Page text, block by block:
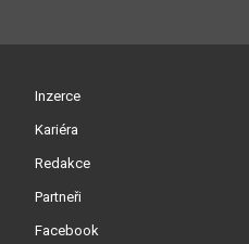
Inzerce
Kariéra
Redakce
Partneři
Facebook